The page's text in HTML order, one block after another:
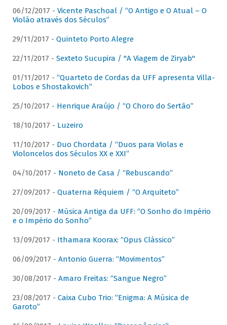
06/12/2017 - Vicente Paschoal / “O Antigo e O Atual – O
Violão através dos Séculos”
29/11/2017 - Quinteto Porto Alegre
22/11/2017 - Sexteto Sucupira / "A Viagem de Ziryab"
01/11/2017 - “Quarteto de Cordas da UFF apresenta Villa-
Lobos e Shostakovich”
25/10/2017 - Henrique Araújo / “O Choro do Sertão”
18/10/2017 - Luzeiro
11/10/2017 - Duo Chordata / “Duos para Violas e
Violoncelos dos Séculos XX e XXI”
04/10/2017 - Noneto de Casa / “Rebuscando”
27/09/2017 - Quaterna Réquiem / “O Arquiteto”
20/09/2017 - Música Antiga da UFF: “O Sonho do Império
e o Império do Sonho”
13/09/2017 - Ithamara Koorax: “Opus Clássico”
06/09/2017 - Antonio Guerra: “Movimentos”
30/08/2017 - Amaro Freitas: “Sangue Negro”
23/08/2017 - Caixa Cubo Trio: “Enigma: A Música de
Garoto”